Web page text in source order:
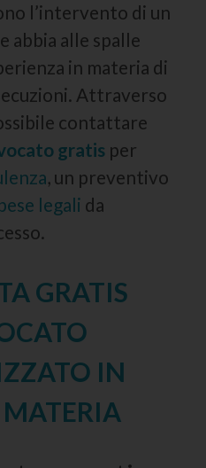
l’intervento di un
abbia alle spalle
in materia di
Attraverso
contattare
gratis per
, un preventivo
legali da
GRATIS
IN